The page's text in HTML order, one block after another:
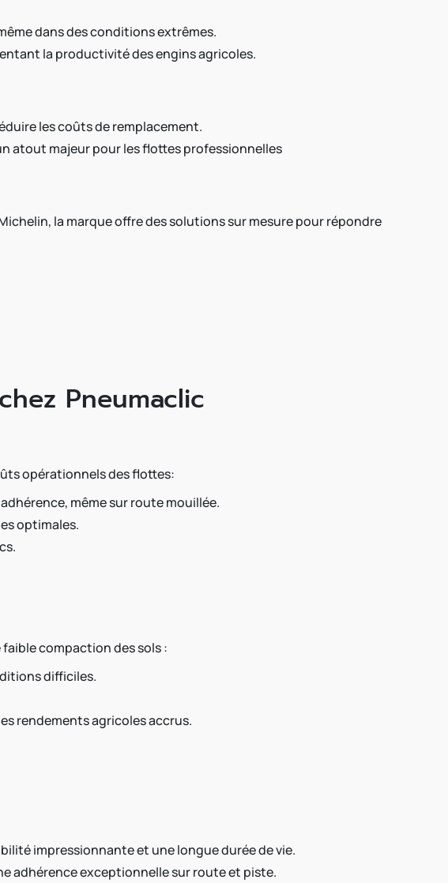
dans des conditions extrêmes.
la productivité des engins agricoles.
les coûts de remplacement.
atout majeur pour les flottes professionnelles
la marque offre des solutions sur mesure pour répondre
Pneumaclic
opérationnels des flottes:
même sur route mouillée.
optimales.
compaction des sols :
difficiles.
rendements agricoles accrus.
impressionnante et une longue durée de vie.
adhérence exceptionnelle sur route et piste.